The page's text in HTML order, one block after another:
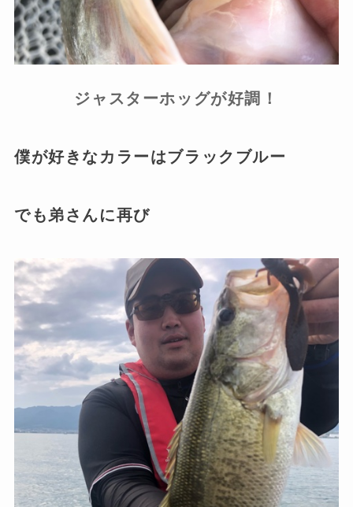
ジャスターホッグが好調！
僕が好きなカラーはブラックブルー
でも弟さんに再び